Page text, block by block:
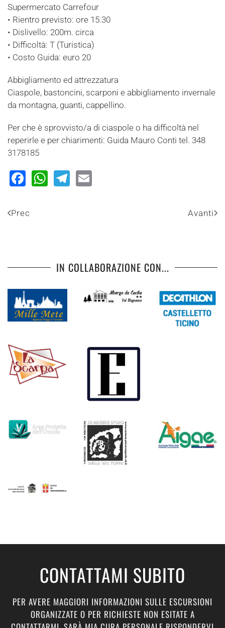
Supermercato Carrefour
• Rientro previsto: ore 15.30
• Dislivello: 200m. circa
• Difficoltà: T (Turistica)
• Costo Guida: euro 20
Abbigliamento ed attrezzatura
Ciaspole, bastoncini, scarponi e abbigliamento invernale
da montagna, guanti, cappellino.
Per che è sprovvisto/a di ciaspole o ha difficoltà nel
reperirle e per chiarimenti: Guida Mauro Conti tel. 348
3178185
Facebook
WhatsApp
Telegram
Prec Avanti
IN COLLABORAZIONE CON...
CONTATTAMI SUBITO
PER AVERE MAGGIORI INFORMAZIONI SULLE ESCURSIONI
ORGANIZZATE O PER RICHIESTE NON ESITATE A